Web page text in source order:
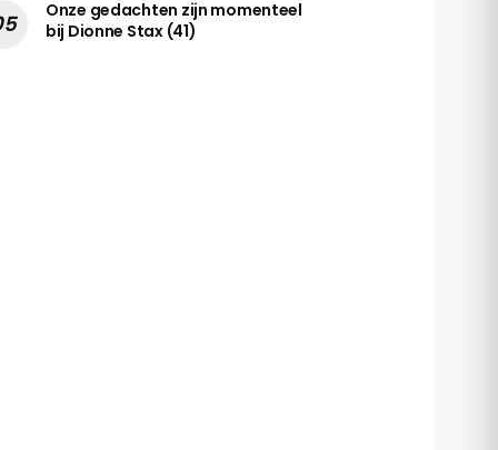
Onze gedachten zijn momenteel
bij Dionne Stax (41)